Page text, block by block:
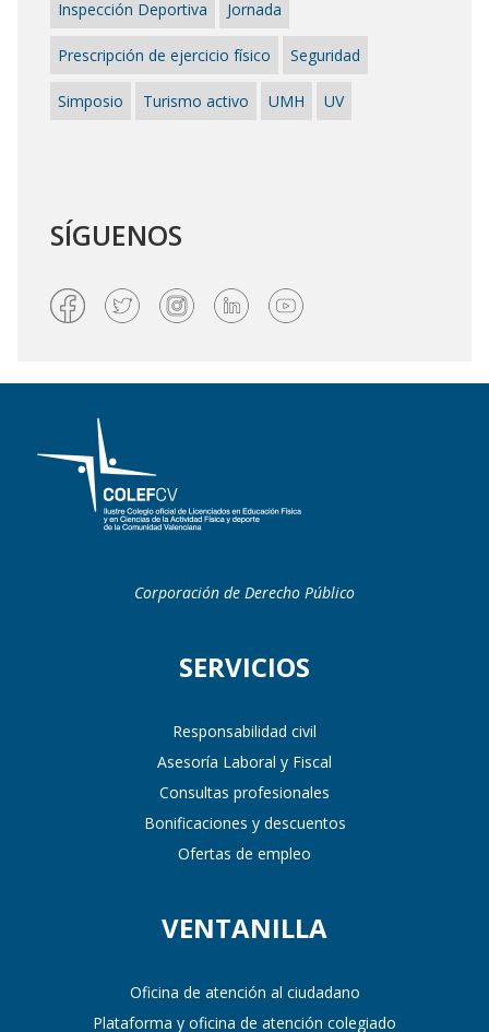
Inspección Deportiva Jornada
Prescripción de ejercicio físico Seguridad
Simposio Turismo activo UMH UV
SÍGUENOS
Corporación de Derecho Público
SERVICIOS
Responsabilidad civil
Asesoría Laboral y Fiscal
Consultas profesionales
Bonificaciones y descuentos
Ofertas de empleo
VENTANILLA
Oficina de atención al ciudadano
Plataforma y oficina de atención colegiado